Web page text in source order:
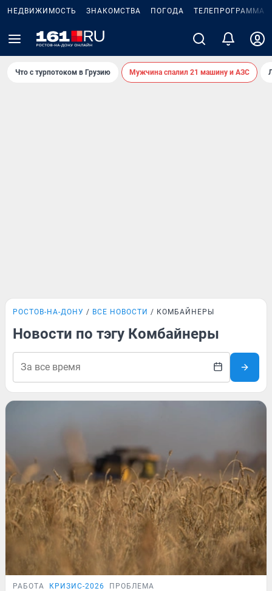
НЕДВИЖИМОСТЬ ЗНАКОМСТВА ПОГОДА ТЕЛЕПРОГРАММА
Что с турпотоком в Грузию Мужчина спалил 21 машину и АЗС
РОСТОВ-НА-ДОНУ ВСЕ НОВОСТИ КОМБАЙНЕРЫ
Новости по тэгу Комбайнеры
РАБОТА КРИЗИС-2026 ПРОБЛЕМА